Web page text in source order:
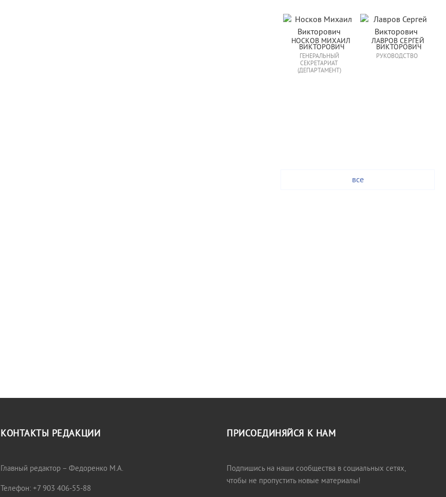
НОСКОВ МИХАИЛ
ВИКТОРОВИЧ
ГЕНЕРАЛЬНЫЙ
СЕКРЕТАРИАТ
(ДЕПАРТАМЕНТ)
ЛАВРОВ СЕРГЕЙ
ВИКТОРОВИЧ
РУКОВОДСТВО
все
КОНТАКТЫ РЕДАКЦИИ
Главный редактор – Федоренко М.А.
Телефон: +7 903 406-55-88
ПРИСОЕДИНЯЙСЯ К НАМ
Подпишись на наши сообщества в социальных сетях,
чтобы не пропустить новые материалы!